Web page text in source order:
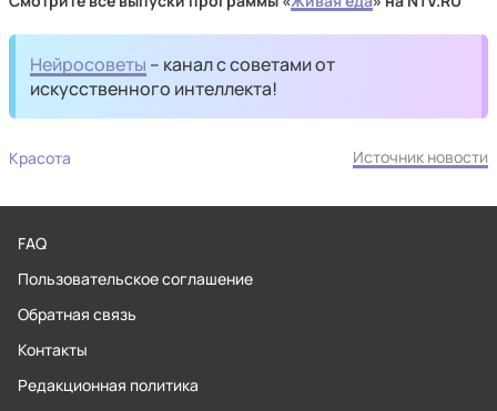
Нейросоветы – канал с советами от
искусственного интеллекта!
Красота Источник новости
FAQ
Пользовательское соглашение
Обратная связь
Контакты
Редакционная политика